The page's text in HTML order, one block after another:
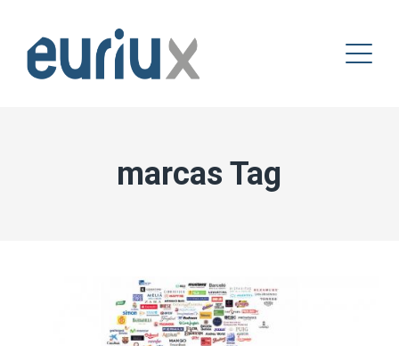
marcas Tag